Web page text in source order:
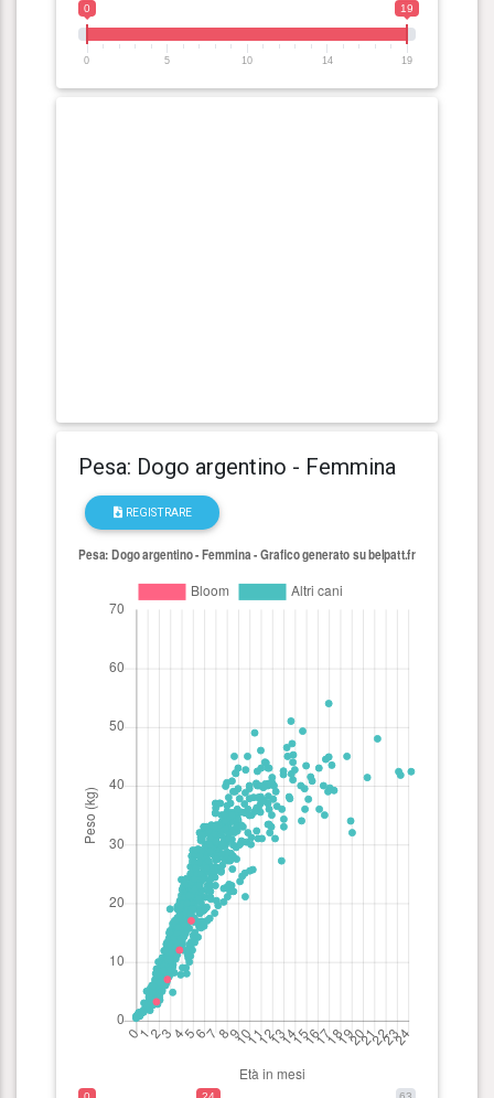
0 19
0 5 10 14 19
Pesa: Dogo argentino - Femmina
REGISTRARE